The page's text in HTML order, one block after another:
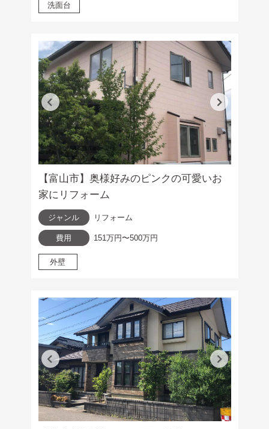
洗面台
【富山市】奥様好みのピンクの可愛いお
家にリフォーム
ジャンル リフォーム
費用 151万円〜500万円
外壁